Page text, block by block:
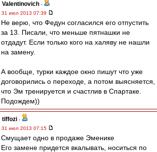
Valentinovich -
31 июл 2013 07:39
Не верю, что Федун согласился его отпустить
за 13. Писали, что меньше пятнашки не
отдадут. Если только кого на халяву не нашли
на замену.
А вообще, турки каждое окно пишут что уже
договорились о переходе, а потом выясняется,
что Эм тренируется и счастлив в Спартаке.
Подождем))
tiffozi -
31 июл 2013 07:15
Смущает одно в продаже Эменике
Его замене придется вкалывать, носиться по